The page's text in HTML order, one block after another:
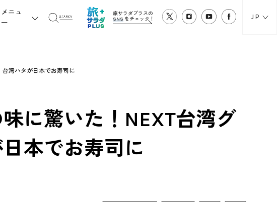
メニュ
ー
旅サラダプラスの
SNS をチェック！ JP
湾ハタが日本でお寿司に
に驚いた！NEXT台湾グ
本でお寿司に